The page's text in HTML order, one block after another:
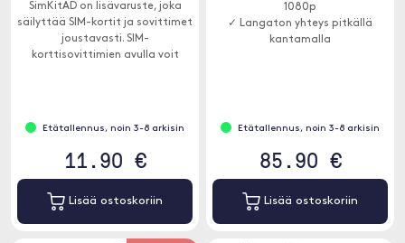
SimKitAD on lisävaruste, joka
säilyttää SIM-kortit ja sovittimet
joustavasti. SIM-
korttisovittimien avulla voit
Etätallennus, noin 3-8 arkisin
11.90 €
Lisää ostoskoriin
1080p
✓ Langaton yhteys pitkällä
kantamalla
Etätallennus, noin 3-8 arkisin
85.90 €
Lisää ostoskoriin